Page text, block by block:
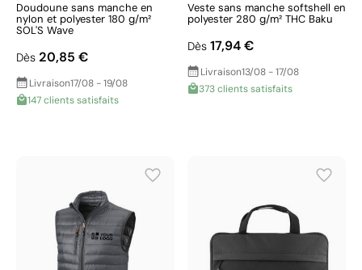
Doudoune sans manche en
nylon et polyester 180 g/m²
SOL'S Wave
Dès 20,85 €
Livraison17/08 - 19/08
147 clients satisfaits
Veste sans manche softshell en
polyester 280 g/m² THC Baku
Dès 17,94 €
Livraison13/08 - 17/08
373 clients satisfaits